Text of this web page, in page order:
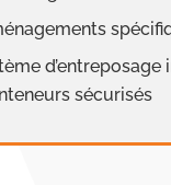
sécurisés